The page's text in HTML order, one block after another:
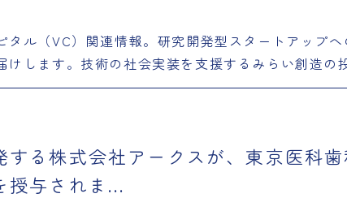
ル（VC）関連情報。研究開発型スタートアップ
します。技術の社会実装を支援するみらい創造の
る株式会社アークスが、東京医科
授与されま...